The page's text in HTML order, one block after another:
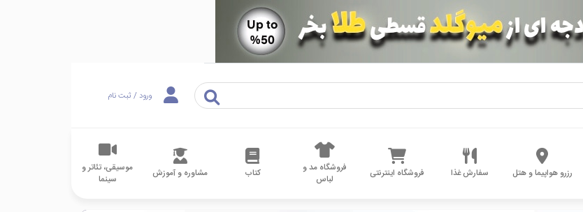
ورود / ثبت نام
رزرو هواپیما و هتل سفارش غذا فروشگاه اینترنتی
فروشگاه مد و
لباس
کتاب مشاوره و آموزش
موسیقی، تئاتر و
سینما